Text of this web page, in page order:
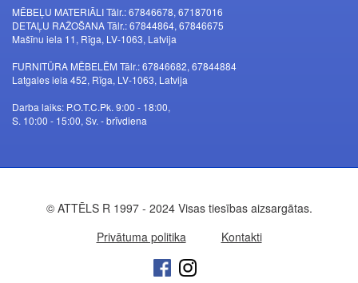
MĒBEĻU MATERIĀLI Tālr.: 67846678, 67187016
DETAĻU RAŽOŠANA Tālr.: 67844864, 67846675
Mašīnu iela 11, Rīga, LV-1063, Latvija
FURNITŪRA MĒBELĒM Tālr.: 67846682, 67844884
Latgales iela 452, Rīga, LV-1063, Latvija
Darba laiks: P.O.T.C.Pk. 9:00 - 18:00,
S. 10:00 - 15:00, Sv. - brīvdiena
© ATTĒLS R 1997 - 2024 Visas tiesības aizsargātas.
Privātuma politika
Kontakti